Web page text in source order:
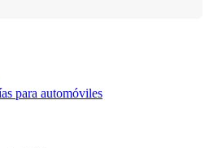
para automóviles